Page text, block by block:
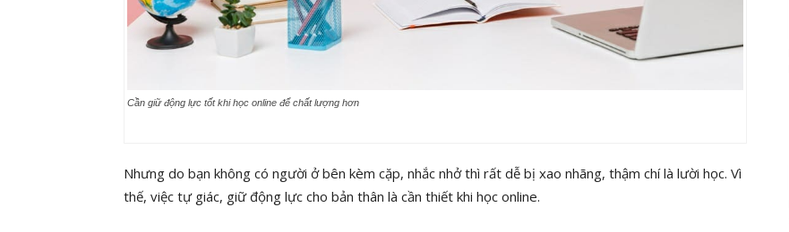
Cần giữ động lực tốt khi học online để chất lượng hơn
Nhưng do bạn không có người ở bên kèm cặp, nhắc nhở thì rất dễ bị xao nhãng, thậm chí là lười học. Vì
thế, việc tự giác, giữ động lực cho bản thân là cần thiết khi học online.